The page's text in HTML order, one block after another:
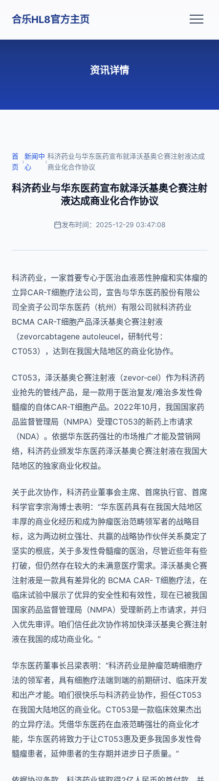
合乐HL8官方主页
资讯详情
首
页
›
新闻中
心
›
科济药业与华东医药宣布就泽沃基奥仑赛注射液达成
商业化合作协议
科济药业与华东医药宣布就泽沃基奥仑赛注射
液达成商业化合作协议
发布时间：2025-12-29 03:47:08
科济药业，一家首要专心于医治血液恶性肿瘤和实体瘤的
立异CAR-T细胞疗法公司，宣告与华东医药股份有限公
司全资子公司华东医药（杭州）有限公司就科济药业
BCMA CAR-T细胞产品泽沃基奥仑赛注射液
（zevorcabtagene autoleucel，研制代号：
CT053），达到在我国大陆地区的商业化协作。
CT053，泽沃基奥仑赛注射液（zevor-cel）作为科济药
业抢先的管线产品，是一款用于医治复发/难治多发性骨
髓瘤的自体CAR-T细胞产品。2022年10月，我国国家药
品监督管理局（NMPA）受理CT053的新药上市请求
（NDA）。依据华东医药强壮的市场推广才能及营销网
络，科济药业颁发华东医药泽沃基奥仑赛注射液在我国大
陆地区的独家商业化权益。
关于此次协作，科济药业董事会主席、首席执行官、首席
科学官李宗海博士表明：“华东医药具有在我国大陆地区
丰厚的商业化经历和成为肿瘤医治范畴领军者的战略目
标，这为两边树立强壮、共赢的战略协作伙伴关系奠定了
坚实的根底，关于多发性骨髓瘤的医治，尽管近些年有些
打破，但仍然存在较大的未满意医疗需求。泽沃基奥仑赛
注射液是一款具有差异化的 BCMA CAR- T细胞疗法，在
临床试验中展示了优异的安全性和有效性，现在已被我国
国家药品监督管理局（NMPA）受理新药上市请求，并归
入优先审评。咱们信任此次协作将加快泽沃基奥仑赛注射
液在我国的成功商业化。”
华东医药董事长吕梁表明：“科济药业是肿瘤范畴细胞疗
法的领军者，具有细胞疗法端到端的前期研讨、临床开发
和出产才能。咱们很快乐与科济药业协作，担任CT053
在我国大陆地区的商业化。CT053是一款临床效果杰出
的立异疗法。凭借华东医药在血液范畴强壮的商业化才
能，华东医药将致力于让CT053惠及更多我国多发性骨
髓瘤患者，延伸患者的生存期并进步日子质量。”